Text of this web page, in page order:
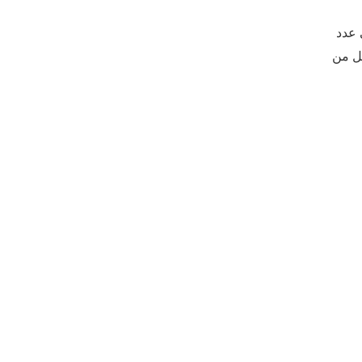
عدد
بالقرب منها ، ويمكن العثور على حبوب لقاح عشبة الرجيد على مسافة 400 ميل من